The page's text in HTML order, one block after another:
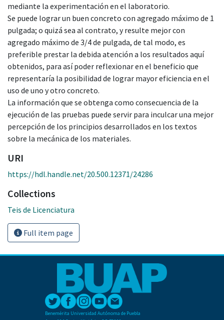
mediante la experimentación en el laboratorio.
Se puede lograr un buen concreto con agregado máximo de 1
pulgada; o quizá sea al contrato, y resulte mejor con
agregado máximo de 3/4 de pulgada, de tal modo, es
preferible prestar la debida atención a los resultados aquí
obtenidos, para así poder reflexionar en el beneficio que
representaría la posibilidad de lograr mayor eficiencia en el
uso de uno y otro concreto.
La información que se obtenga como consecuencia de la
ejecución de las pruebas puede servir para inculcar una mejor
percepción de los principios desarrollados en los textos
sobre la mecánica de los materiales.
URI
https://hdl.handle.net/20.500.12371/24286
Collections
Teis de Licenciatura
Full item page
Benemérita Universidad Autónoma de Puebla